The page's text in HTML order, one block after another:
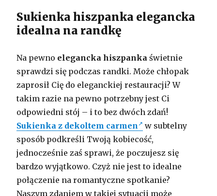
Sukienka hiszpanka elegancka
idealna na randkę
Na pewno elegancka hiszpanka świetnie
sprawdzi się podczas randki. Może chłopak
zaprosił Cię do eleganckiej restauracji? W
takim razie na pewno potrzebny jest Ci
odpowiedni stój – i to bez dwóch zdań!
Sukienka z dekoltem carmen
w subtelny
sposób podkreśli Twoją kobiecość,
jednocześnie zaś sprawi, że poczujesz się
bardzo wyjątkowo. Czyż nie jest to idealne
połączenie na romantyczne spotkanie?
Naszym zdaniem w takiej sytuacji może